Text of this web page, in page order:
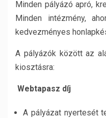
Minden pályázó apró,
Minden intézmény,
kedvezményes
A pályázók között az
kiosztásra:
Webtapasz díj
A pályázat nyertesét